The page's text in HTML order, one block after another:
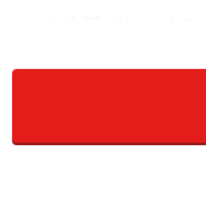
ニートに至ら